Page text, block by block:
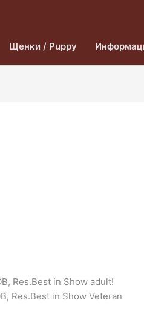
Щенки / Puppy
Res.Best in Show adult!
Res.Best in Show Veteran